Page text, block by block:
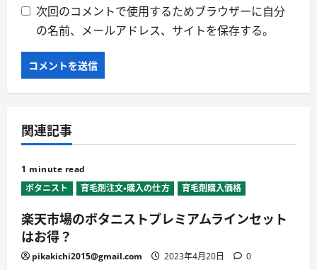
次回のコメントで使用するためブラウザーに自分
の名前、メールアドレス、サイトを保存する。
関連記事
1 minute read
ボタニスト
育毛剤注文・購入の仕方 育毛剤購入価格
楽天市場のボタニストプレミアムラインセット
はお得？
pikakichi2015@gmail.com 2023年4月20日 0